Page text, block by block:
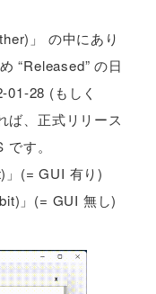
」 の中にあり
“Released” の日
01-28 (もしく
ば、正式リリース
す。
」(= GUI 有り)
」(= GUI 無し)